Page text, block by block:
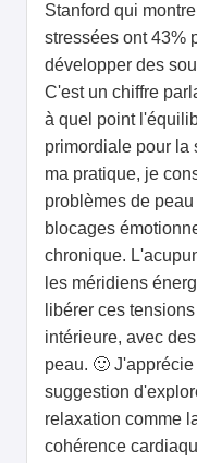
Stanford qui
stressées ont 43%
développer des
C'est un chiffre
à quel point
primordiale pour la
ma pratique, je
problèmes de
blocages
chronique.
les méridiens
libérer ces
intérieure, avec
peau. 🙂
suggestion
relaxation comme
cohérence